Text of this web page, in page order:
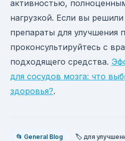
активностью,
нагрузкой. Если вы решили
препараты для улучшения
проконсультируйтесь с
подходящего средства.
для сосудов мозга: что
здоровья?.
📂 General Blog 🏷️ для